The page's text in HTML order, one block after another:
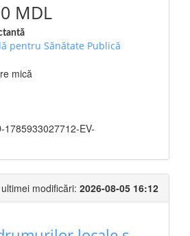
MDL
pentru Sănătate Publică
mică
1785933027712-EV-
modificări: 2026-08-05 16:12